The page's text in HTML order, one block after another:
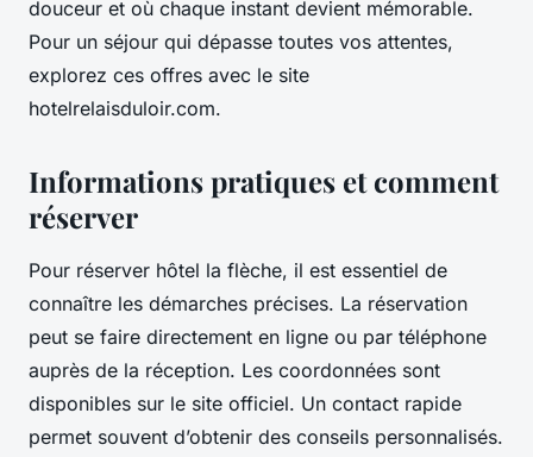
douceur et où chaque instant devient mémorable.
Pour un séjour qui dépasse toutes vos attentes,
explorez ces offres avec le site
hotelrelaisduloir.com.
Informations pratiques et comment
réserver
Pour réserver hôtel la flèche, il est essentiel de
connaître les démarches précises. La réservation
peut se faire directement en ligne ou par téléphone
auprès de la réception. Les coordonnées sont
disponibles sur le site officiel. Un contact rapide
permet souvent d’obtenir des conseils personnalisés.